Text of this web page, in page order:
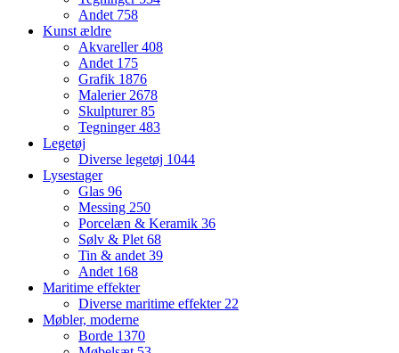
Andet 758
Kunst ældre
Akvareller408
Andet 175
Grafik 1876
Malerier 2678
Skulpturer85
Tegninger483
Legetøj
Diverse legetøj 1044
Lysestager
Glas 96
Messing 250
Porcelæn & Keramik 36
Sølv & Plet 68
Tin & andet 39
Andet 168
Maritime effekter
Diverse maritime effekter 22
Møbler, moderne
Borde 1370